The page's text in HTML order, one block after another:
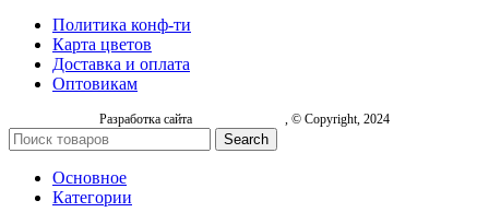
Политика конф-ти
Карта цветов
Доставка и оплата
Оптовикам
Разработка сайта , © Copyright, 2024
Search
Основное
Категории